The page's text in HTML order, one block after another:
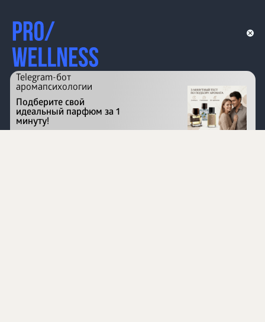
Перейти на сайт
Telegram-бот
аромапсихологии
Подберите свой
идеальный парфюм за 1
минуту!